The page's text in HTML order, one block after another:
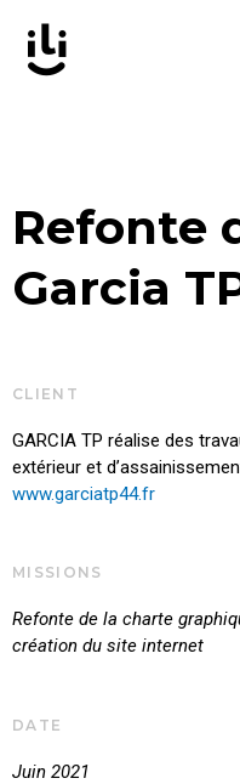
contenu
Refonte
Garcia
CLIENT
GARCIA TP réalise des
extérieur et
www.garciatp44.fr
MISSIONS
Refonte de la charte
création du site internet
DATE
Juin 2021